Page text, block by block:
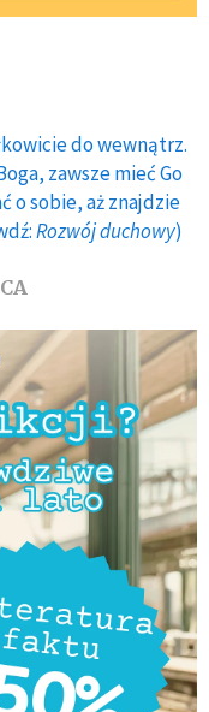
do wewnątrz.
zawsze mieć Go
o sobie, aż znajdzie
Rozwój duchowy)